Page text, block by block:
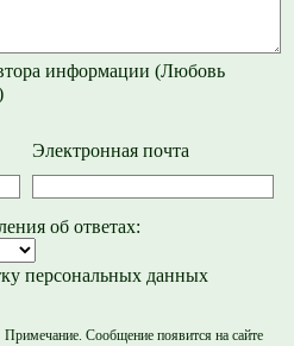
информации (Любовь
Электронная почта
об ответах:
персональных данных
Примечание. Сообщение появится на сайте